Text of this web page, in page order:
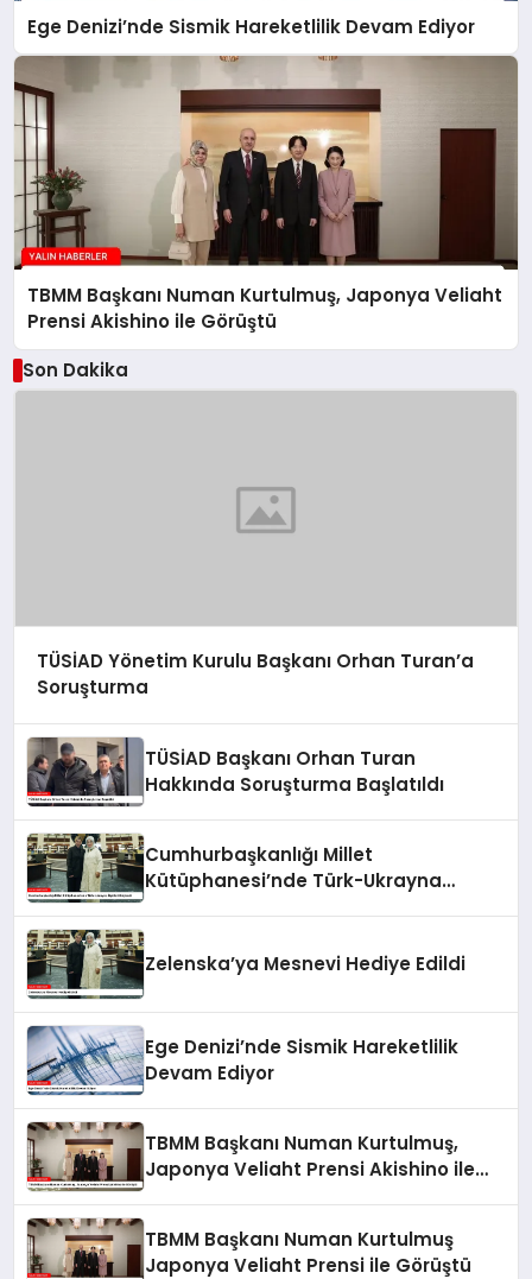
Ege Denizi’nde Sismik Hareketlilik Devam Ediyor
TBMM Başkanı Numan Kurtulmuş, Japonya Veliaht
Prensi Akishino ile Görüştü
Son Dakika
TÜSİAD Yönetim Kurulu Başkanı Orhan Turan’a
Soruşturma
TÜSİAD Başkanı Orhan Turan
Hakkında Soruşturma Başlatıldı
Cumhurbaşkanlığı Millet
Kütüphanesi’nde Türk-Ukrayna
Zelenska’ya Mesnevi Hediye Edildi
Ege Denizi’nde Sismik Hareketlilik
Devam Ediyor
TBMM Başkanı Numan Kurtulmuş,
Japonya Veliaht Prensi Akishino ile
TBMM Başkanı Numan Kurtulmuş
Japonya Veliaht Prensi ile Görüştü